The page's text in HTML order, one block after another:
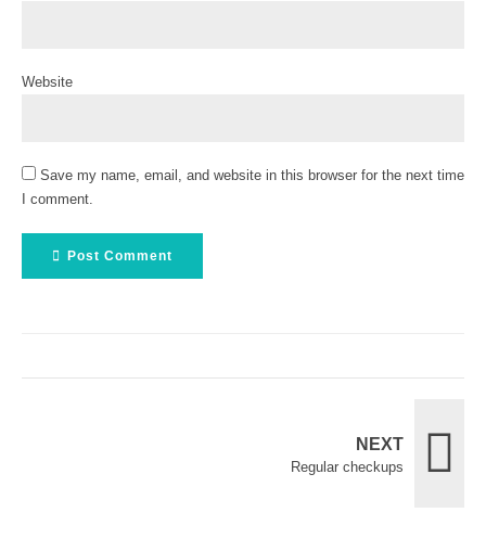
Website
Save my name, email, and website in this browser for the next time
I comment.
Post Comment
NEXT
Regular checkups